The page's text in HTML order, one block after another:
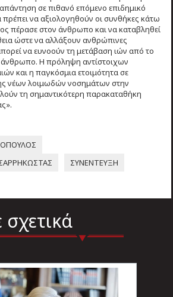
σε πιθανό επόμενο επιδημικό
να αξιολογηθούν οι συνθήκες κάτω
πέρασε στον άνθρωπο και να καταβληθεί
ώστε να αλλάξουν ανθρώπινες
να ευνοούν τη μετάβαση ιών από το
άνθρωπο. Η πρόληψη αντίστοιχων
και η παγκόσμια ετοιμότητα σε
νέων λοιμωδών νοσημάτων στην
τη σημαντικότερη παρακαταθήκη
ΣΥΝΕΝΤΕΥΞΗ